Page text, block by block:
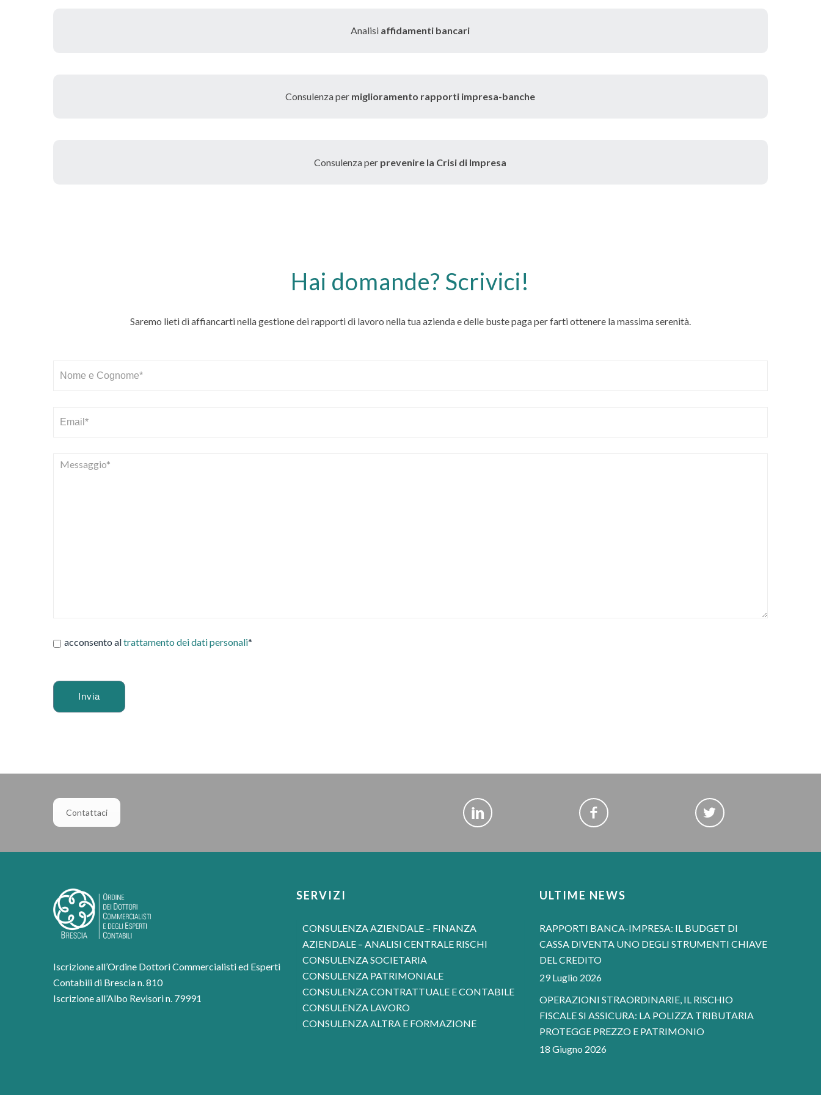
Analisi affidamenti bancari
Consulenza per miglioramento rapporti impresa-banche
Consulenza per prevenire la Crisi di Impresa
Hai domande? Scrivici!
Saremo lieti di affiancarti nella gestione dei rapporti di lavoro nella tua azienda e delle buste paga per farti ottenere la massima serenità.
acconsento altrattamento dei dati personali*
Contattaci
Iscrizione all’Ordine Dottori Commercialisti ed Esperti
Contabili di Brescia n. 810
Iscrizione all’Albo Revisori n. 79991
SERVIZI
CONSULENZA AZIENDALE – FINANZA
AZIENDALE – ANALISI CENTRALE RISCHI
CONSULENZA SOCIETARIA
CONSULENZA PATRIMONIALE
CONSULENZA CONTRATTUALE E CONTABILE
CONSULENZA LAVORO
CONSULENZA ALTRA E FORMAZIONE
ULTIME NEWS
RAPPORTI BANCA-IMPRESA: IL BUDGET DI
CASSA DIVENTA UNO DEGLI STRUMENTI CHIAVE
DEL CREDITO
29 Luglio 2026
OPERAZIONI STRAORDINARIE, IL RISCHIO
FISCALE SI ASSICURA: LA POLIZZA TRIBUTARIA
PROTEGGE PREZZO E PATRIMONIO
18 Giugno 2026